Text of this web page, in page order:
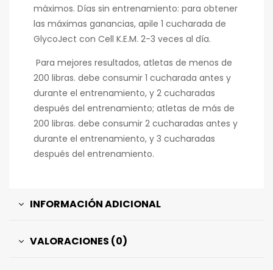
máximos. Días sin entrenamiento: para obtener
las máximas ganancias, apile 1 cucharada de
GlycoJect con Cell K.E.M. 2-3 veces al día.
Para mejores resultados, atletas de menos de
200 libras. debe consumir 1 cucharada antes y
durante el entrenamiento, y 2 cucharadas
después del entrenamiento; atletas de más de
200 libras. debe consumir 2 cucharadas antes y
durante el entrenamiento, y 3 cucharadas
después del entrenamiento.
INFORMACIÓN ADICIONAL
VALORACIONES (0)